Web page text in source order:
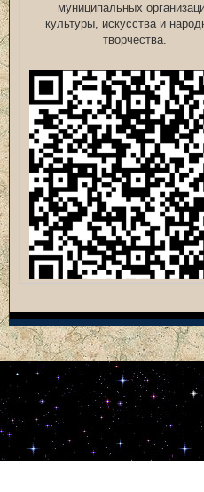
муниципальных
культуры, искусства и
творчества.